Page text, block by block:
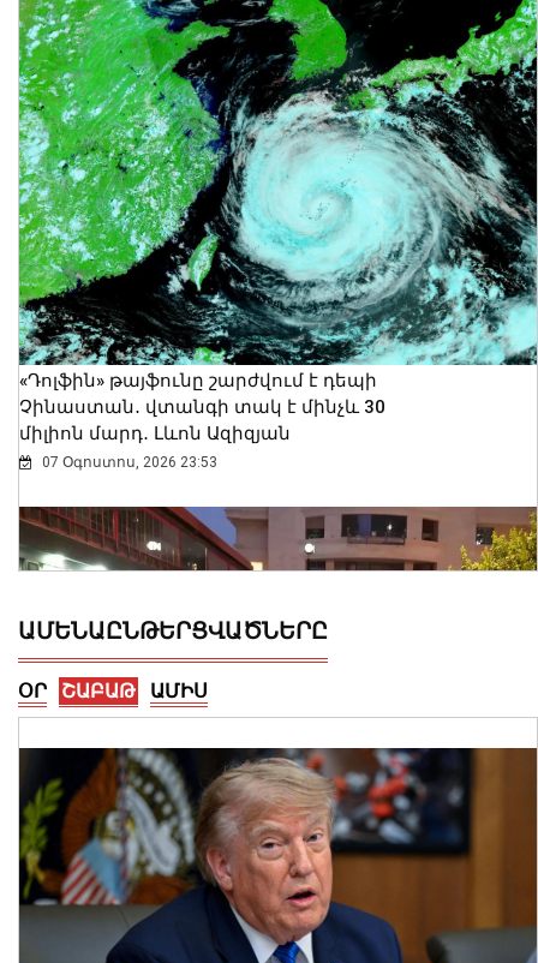
«Դոլֆին» թայֆունը շարժվում է դեպի
Չինաստան․ վտանգի տակ է մինչև 30
միլիոն մարդ․ Լևոն Ազիզյան
07 Օգոստոս, 2026 23:53
Երևանում արձանագրվել է առանց
իրավական հիմքերի վճարովի
ավտոկայանատեղի կազմակերպելու
ԱՄԵՆԱԸՆԹԵՐՑՎԱԾՆԵՐԸ
ՕՐ ՇԱԲԱԹ ԱՄԻՍ